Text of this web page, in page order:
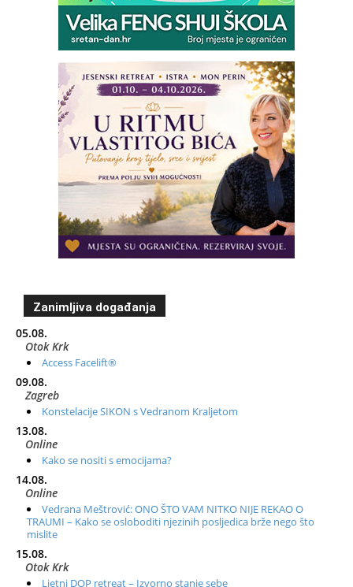
Zanimljiva događanja
05.08.
Otok Krk
Access Facelift®
09.08.
Zagreb
Konstelacije SIKON s Vedranom Kraljetom
13.08.
Online
Kako se nositi s emocijama?
14.08.
Online
Vedrana Meštrović: ONO ŠTO VAM NITKO NIJE REKAO O
TRAUMI – Kako se osloboditi njezinih posljedica brže nego što
mislite
15.08.
Otok Krk
Ljetni DOP retreat – Izvorno stanje sebe